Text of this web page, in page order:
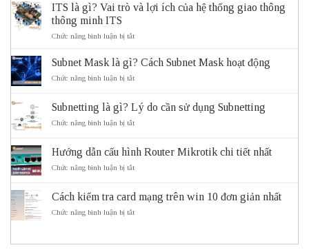
ITS là gì? Vai trò và lợi ích của hệ thống giao thông
thông minh ITS
Chức năng bình luận bị tắtở
gì?
Vai
lợi
của
thống
thông
ITS
Subnet Mask là gì? Cách Subnet Mask hoạt động
Chức năng bình luận bị tắtở
là
Mask
động
Subnetting là gì? Lý do cần sử dụng Subnetting
Chức năng bình luận bị tắtở
gì?
sử
dụng
Subnetting
Hướng dẫn cấu hình Router Mikrotik chi tiết nhất
Chức năng bình luận bị tắtở
cấu
Cách kiểm tra card mạng trên win 10 đơn giản nhất
Chức năng bình luận bị tắtở
tra